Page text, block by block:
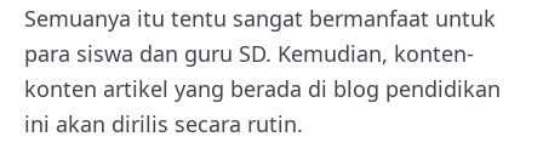
Semuanya itu tentu sangat bermanfaat untuk
para siswa dan guru SD. Kemudian, konten-
konten artikel yang berada di blog pendidikan
ini akan dirilis secara rutin.